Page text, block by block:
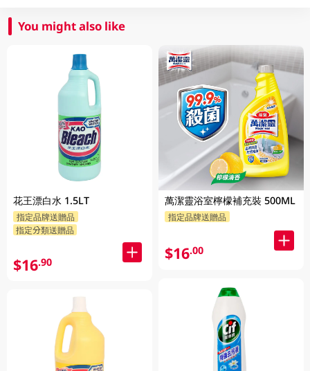
You might also like
花王漂白水 1.5LT
指定品牌送贈品
指定分類送贈品
$16.90
萬潔靈浴室檸檬補充裝 500ML
指定品牌送贈品
$16.00